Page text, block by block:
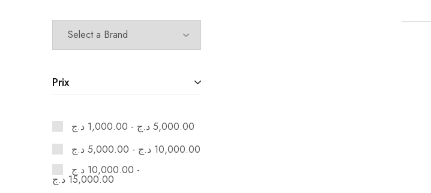
50 7
56
1
M 1
Prix
1,000.00 د.ج - 5,000.00 د.ج
5,000.00 د.ج - 10,000.00 د.ج
10,000.00 د.ج -
15,000.00 د.ج